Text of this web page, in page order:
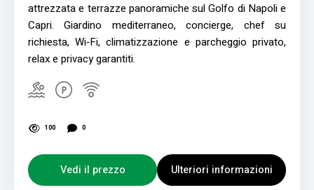
attrezzata e terrazze panoramiche sul Golfo di Napoli e
Capri. Giardino mediterraneo, concierge, chef su
richiesta, Wi‑Fi, climatizzazione e parcheggio privato,
relax e privacy garantiti.
100 0
Vedi il prezzo Ulteriori informazioni